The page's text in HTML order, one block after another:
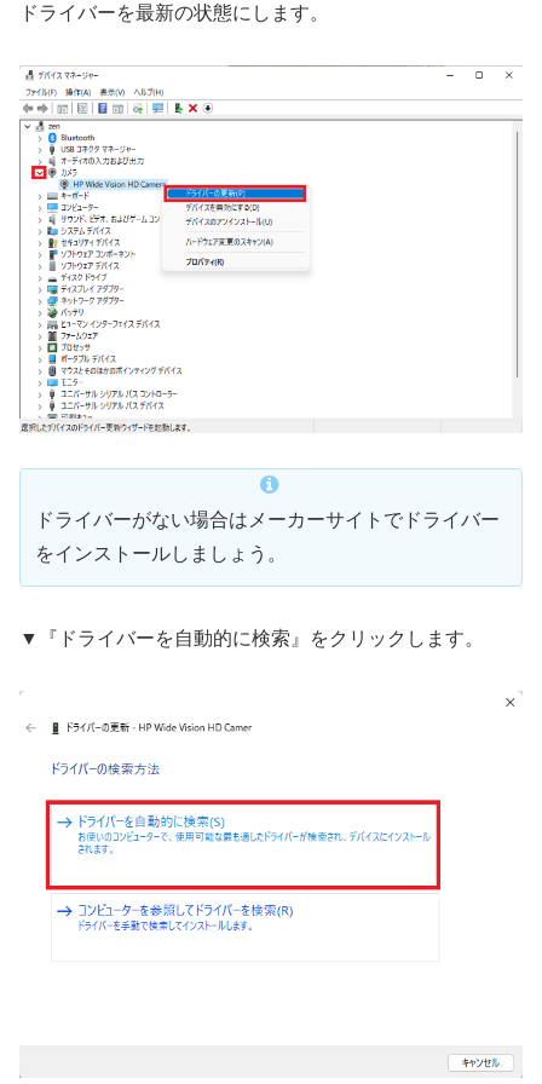
ドライバーを最新の状態にします。
ドライバーがない場合はメーカーサイトでドライバー
をインストールしましょう。
▼『ドライバーを自動的に検索』をクリックします。